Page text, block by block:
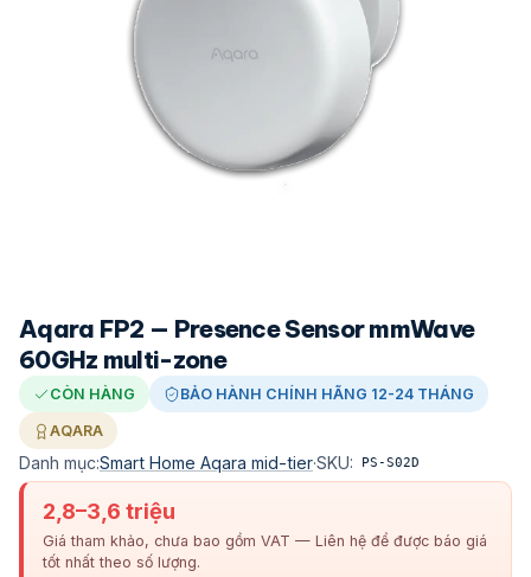
Aqara FP2 — Presence Sensor mmWave
60GHz multi-zone
CÒN HÀNG BẢO HÀNH CHÍNH HÃNG 12-24 THÁNG
AQARA
Danh mục:Smart Home Aqara mid-tier·SKU: PS-S02D
2,8–3,6 triệu
Giá tham khảo, chưa bao gồm VAT — Liên hệ để được báo giá
tốt nhất theo số lượng.